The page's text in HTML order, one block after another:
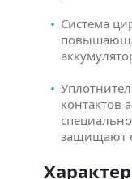
Система
контактов
защищают